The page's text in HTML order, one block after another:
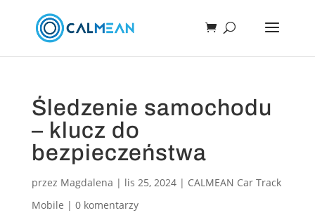
Śledzenie samochodu
– klucz do
bezpieczeństwa
przez Magdalena | lis 25, 2024| CALMEAN Car Track
Mobile | 0 komentarzy